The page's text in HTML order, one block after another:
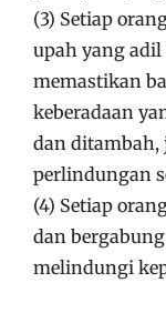
(3) Setiap
upah yang
memastikan
keberadaan
dan ditambah,
perlindungan
(4) Setiap
dan
melindungi